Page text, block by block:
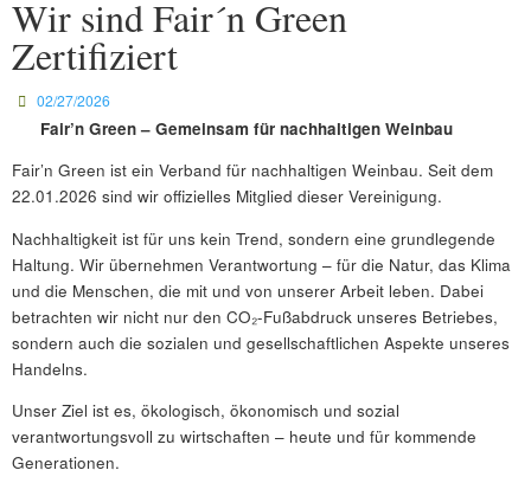
Wir sind Fair´n Green
Zertifiziert
02/27/2026
Fair’n Green – Gemeinsam für nachhaltigen Weinbau
Fair’n Green ist ein Verband für nachhaltigen Weinbau. Seit dem
22.01.2026 sind wir offizielles Mitglied dieser Vereinigung.
Nachhaltigkeit ist für uns kein Trend, sondern eine grundlegende
Haltung. Wir übernehmen Verantwortung – für die Natur, das Klima
und die Menschen, die mit und von unserer Arbeit leben. Dabei
betrachten wir nicht nur den CO₂-Fußabdruck unseres Betriebes,
sondern auch die sozialen und gesellschaftlichen Aspekte unseres
Handelns.
Unser Ziel ist es, ökologisch, ökonomisch und sozial
verantwortungsvoll zu wirtschaften – heute und für kommende
Generationen.